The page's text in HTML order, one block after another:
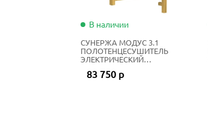
В наличии
СУНЕРЖА МОДУС 3.1
ПОЛОТЕНЦЕСУШИТЕЛЬ
ЭЛЕКТРИЧЕСКИЙ
ЗОЛОТО
83 750 р